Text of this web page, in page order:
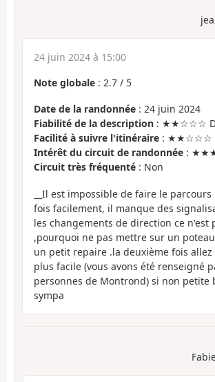
24 juin 2024 à 15:00
Note globale : 2.7 / 5
Date de la randonnée : 24 juin 2024
Fiabilité de la description : ★★☆☆☆
Facilité à suivre l'itinéraire : ★★☆☆☆
Intérêt du circuit de randonnée :
Circuit très fréquenté : Non
__Il est impossible de faire le
fois facilement, il manque des
les changements de direction ce n'est
,pourquoi ne pas mettre sur un
un petit repaire .la deuxième fois allez
plus facile (vous avons été renseigné
personnes de Montrond) si non petite
sympa